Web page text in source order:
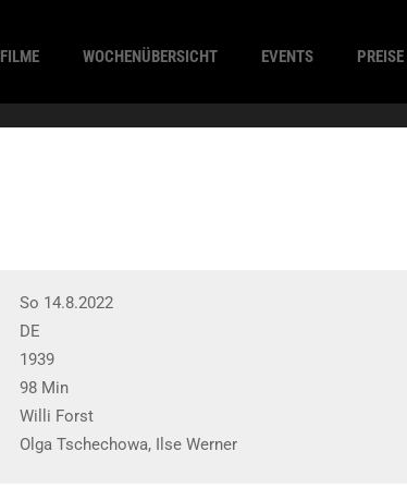
FILME WOCHENÜBERSICHT EVENTS PREISE
So 14.8.2022
DE
1939
98 Min
Willi Forst
Olga Tschechowa, Ilse Werner